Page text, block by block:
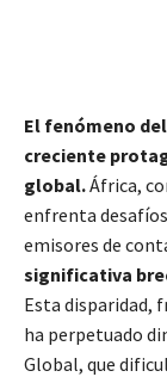
El fenómeno
creciente
global.África,
enfrenta
emisores de
significativa
Esta disparidad,
ha perpetuado
Global, que